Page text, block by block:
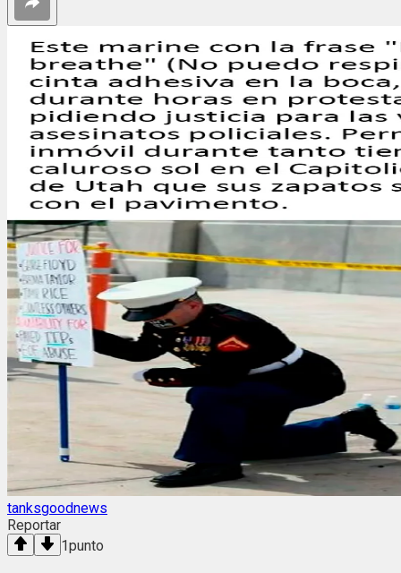
tanksgoodnews
Reportar
1punto